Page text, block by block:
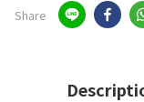
Share